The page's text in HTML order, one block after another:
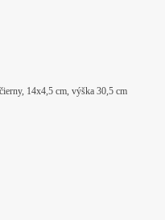
Nástenný, z nehrdzavejúcej ocele, čierny, 14x4,5 cm, výška 30,5 cm